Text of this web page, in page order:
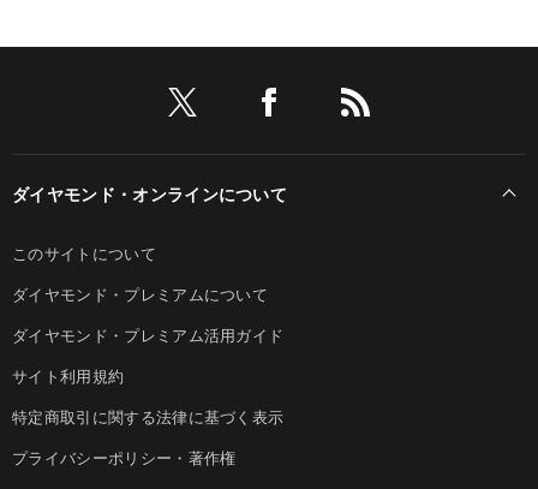
ダイヤモンド・オンラインについて
このサイトについて
ダイヤモンド・プレミアムについて
ダイヤモンド・プレミアム活用ガイド
サイト利用規約
特定商取引に関する法律に基づく表示
プライバシーポリシー・著作権